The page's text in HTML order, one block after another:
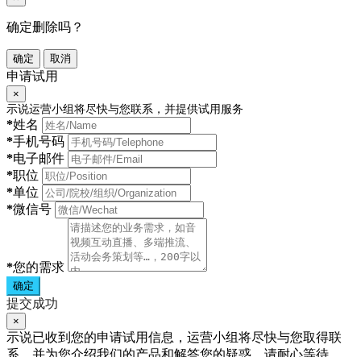
确定删除吗？
确定 取消
申请试用
×
示说运营小组将尽快与您联系，并提供试用服务
*姓名
*手机号码
*电子邮件
*职位
*单位
*微信号
*您的需求
确定
提交成功
×
示说已收到您的申请试用信息，运营小组将尽快与您取得联